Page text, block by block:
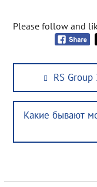
Please follow and
Post
navigationPrevious
post:
RS
Next
Какие бывают